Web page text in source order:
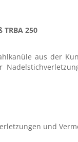
1,0
1,4
250
aus der
und